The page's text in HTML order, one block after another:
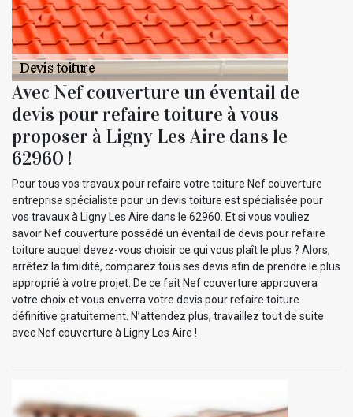
Avec Nef couverture un éventail de
devis pour refaire toiture à vous
proposer à Ligny Les Aire dans le
62960 !
Pour tous vos travaux pour refaire votre toiture Nef couverture
entreprise spécialiste pour un devis toiture est spécialisée pour
vos travaux à Ligny Les Aire dans le 62960. Et si vous vouliez
savoir Nef couverture possédé un éventail de devis pour refaire
toiture auquel devez-vous choisir ce qui vous plaît le plus ? Alors,
arrêtez la timidité, comparez tous ses devis afin de prendre le plus
approprié à votre projet. De ce fait Nef couverture approuvera
votre choix et vous enverra votre devis pour refaire toiture
définitive gratuitement. N’attendez plus, travaillez tout de suite
avec Nef couverture à Ligny Les Aire !